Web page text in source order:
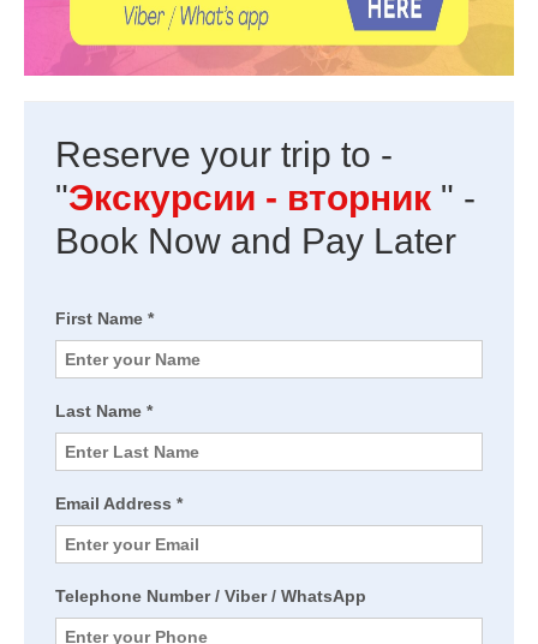
Reserve your trip to -
"Экскурсии - вторник " -
Book Now and Pay Later
First Name *
Last Name *
Email Address *
Telephone Number / Viber / WhatsApp